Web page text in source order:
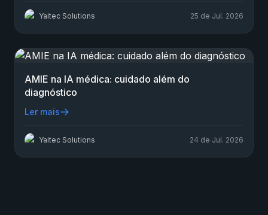
Yaitec Solutions 25 de Jul. 2026
AMIE na IA médica: cuidado além do
diagnóstico
Ler mais
Yaitec Solutions 24 de Jul. 2026